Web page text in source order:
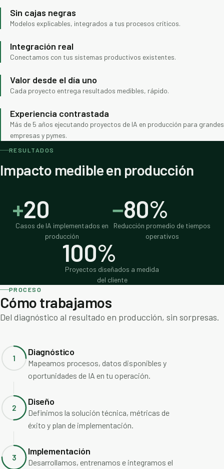
Sin cajas negras
Modelos explicables, integrados a tus procesos críticos.
Integración real
Conectamos con tus sistemas productivos existentes.
Valor desde el día uno
Cada proyecto entrega resultados medibles, rápido.
Experiencia contrastada
Más de 5 años ejecutando proyectos de IA en producción para grandes
empresas y pymes.
RESULTADOS
Impacto medible en producción
+20
Casos de IA implementados en
producción
−80%
Reducción promedio de tiempos
operativos
100%
Proyectos diseñados a medida
del cliente
PROCESO
Cómo trabajamos
Del diagnóstico al resultado en producción, sin sorpresas.
1
Diagnóstico
Mapeamos procesos, datos disponibles y
oportunidades de IA en tu operación.
2
Diseño
Definimos la solución técnica, métricas de
éxito y plan de implementación.
3
Implementación
Desarrollamos, entrenamos e integramos el